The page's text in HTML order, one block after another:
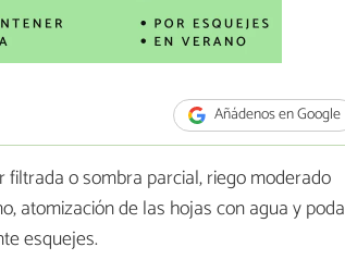
Añádenos en Google
o sombra parcial, riego moderado
atomización de las hojas con agua y poda
esquejes.